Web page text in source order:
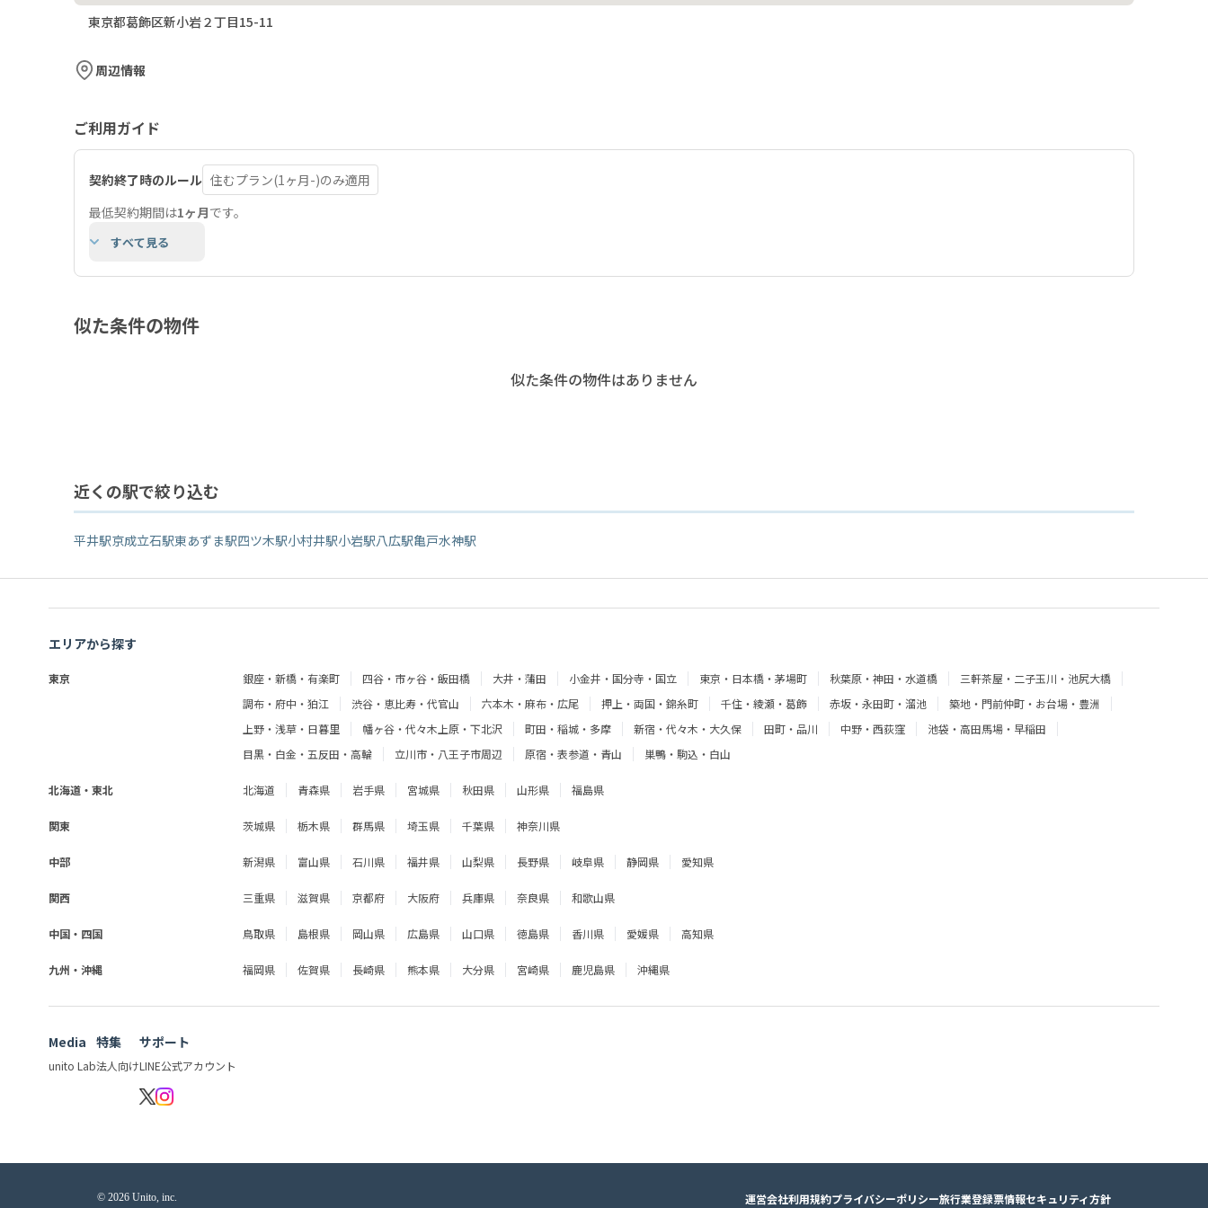
東京都葛飾区新小岩２丁目15-11
周辺情報
ご利用ガイド
契約終了時のルール 住むプラン(1ヶ月-)のみ適用
最低契約期間は1ヶ月です。
すべて見る
似た条件の物件
似た条件の物件はありません
近くの駅で絞り込む
平井駅京成立石駅東あずま駅四ツ木駅小村井駅小岩駅八広駅亀戸水神駅
エリアから探す
東京 銀座・新橋・有楽町 四谷・市ヶ谷・飯田橋 大井・蒲田 小金井・国分寺・国立 東京・日本橋・茅場町 秋葉原・神田・水道橋
三軒茶屋・二子玉川・池尻大橋
調布・府中・狛江
渋谷・恵比寿・代官山 六本木・麻布・広尾 押上・両国・錦糸町 千住・綾瀬・葛飾 赤坂・永田町・溜池
築地・門前仲町・お台場・豊洲
上野・浅草・日暮里
幡ヶ谷・代々木上原・下北沢 町田・稲城・多摩 新宿・代々木・大久保 田町・品川 中野・西荻窪
池袋・高田馬場・早稲田
目黒・白金・五反田・高輪
立川市・八王子市周辺 原宿・表参道・青山 巣鴨・駒込・白山
北海道・東北 北海道 青森県 岩手県 宮城県 秋田県 山形県 福島県
関東 茨城県 栃木県 群馬県 埼玉県 千葉県 神奈川県
中部 新潟県 富山県 石川県 福井県 山梨県 長野県 岐阜県 静岡県 愛知県
関西 三重県 滋賀県 京都府 大阪府 兵庫県 奈良県 和歌山県
中国・四国 鳥取県 島根県 岡山県 広島県 山口県 徳島県 香川県 愛媛県 高知県
九州・沖縄 福岡県 佐賀県 長崎県 熊本県 大分県 宮崎県 鹿児島県 沖縄県
Media
unito Lab
特集
法人向け
サポート
LINE公式アカウント
© 2026 Unito, inc. 運営会社利用規約プライバシーポリシー旅行業登録票情報セキュリティ方針